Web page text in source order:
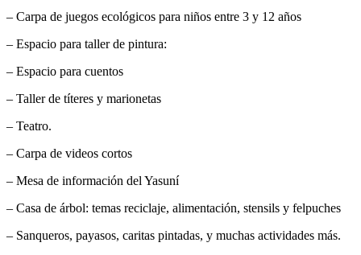
– Carpa de juegos ecológicos para niños entre 3 y 12 años
– Espacio para taller de pintura:
– Espacio para cuentos
– Taller de títeres y marionetas
– Teatro.
– Carpa de videos cortos
– Mesa de información del Yasuní
– Casa de árbol: temas reciclaje, alimentación, stensils y felpuches
– Sanqueros, payasos, caritas pintadas, y muchas actividades más.